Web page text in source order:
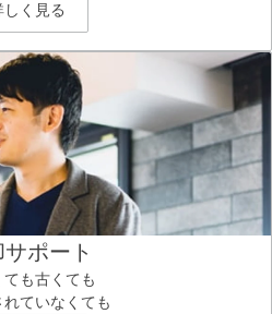
しく見る
ポート
ても古くても
れていなくても